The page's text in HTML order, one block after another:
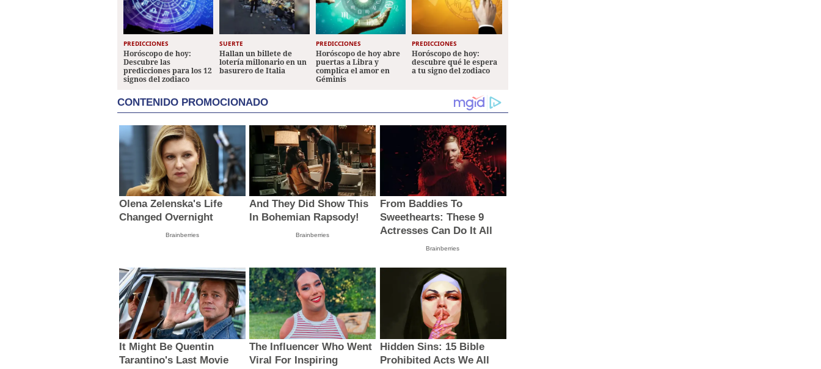
PREDICCIONES
Horóscopo de hoy:
Descubre las
predicciones para los 12
signos del zodiaco
SUERTE
Hallan un billete de
lotería millonario en un
basurero de Italia
PREDICCIONES
Horóscopo de hoy abre
puertas a Libra y
complica el amor en
Géminis
PREDICCIONES
Horóscopo de hoy:
descubre qué le espera
a tu signo del zodiaco
CONTENIDO PROMOCIONADO
Olena Zelenska's Life
Changed Overnight
Brainberries
And They Did Show This
In Bohemian Rapsody!
Brainberries
From Baddies To
Sweethearts: These 9
Actresses Can Do It All
Brainberries
It Might Be Quentin
Tarantino's Last Movie
The Influencer Who Went
Viral For Inspiring
Hidden Sins: 15 Bible
Prohibited Acts We All